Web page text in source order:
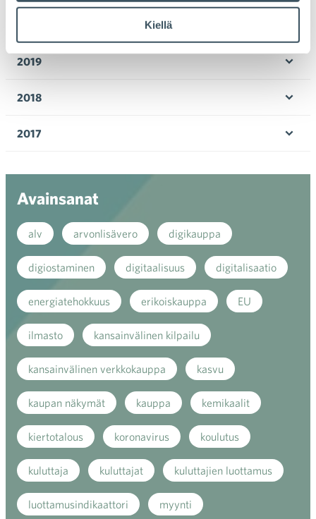
Kiellä
2019
2018
2017
Avainsanat
alv arvonlisävero digikauppa
digiostaminen digitaalisuus digitalisaatio
energiatehokkuus erikoiskauppa EU
ilmasto kansainvälinen kilpailu
kansainvälinen verkkokauppa kasvu
kaupan näkymät kauppa kemikaalit
kiertotalous koronavirus koulutus
kuluttaja kuluttajat kuluttajien luottamus
luottamusindikaattori myynti